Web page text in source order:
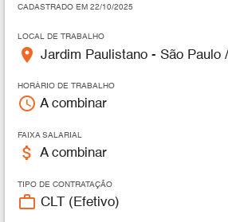
CADASTRADO EM 22/10/2025
LOCAL DE TRABALHO
place Jardim Paulistano - São Paulo
HORÁRIO DE TRABALHO
access_time A combinar
FAIXA SALARIAL
attach_money A combinar
TIPO DE CONTRATAÇÃO
work_outline CLT (Efetivo)